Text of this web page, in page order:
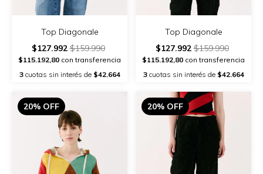
Top Diagonale
$127.992$159.990
$115.192,80 con transferencia
3cuotas sin interés de $42.664
Top Diagonale
$127.992$159.990
$115.192,80 con transferencia
3cuotas sin interés de $42.664
20% OFF 20% OFF